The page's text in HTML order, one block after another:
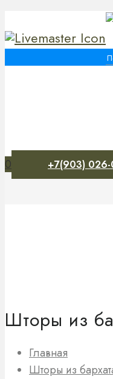
0
+7(903) 026-
Шторы из
Главная
Шторы из